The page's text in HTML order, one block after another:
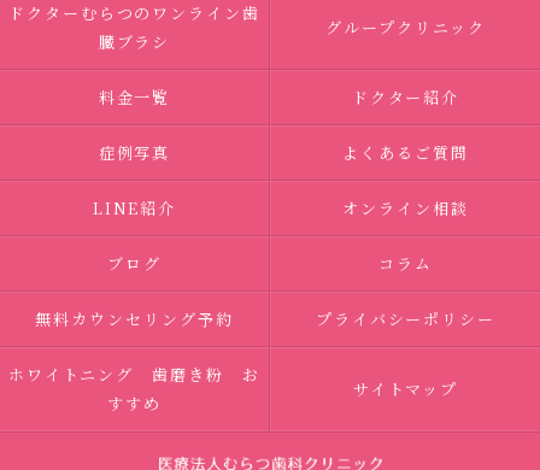
ドクターむらつのワンライン歯
臓ブラシ
グループクリニック
料金一覧 ドクター紹介
症例写真 よくあるご質問
LINE紹介 オンライン相談
ブログ コラム
無料カウンセリング予約 プライバシーポリシー
ホワイトニング 歯磨き粉 お
すすめ
サイトマップ